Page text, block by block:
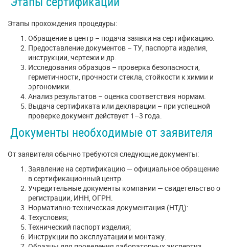
Этапы прохождения процедуры:
Обращение в центр – подача заявки на сертификацию.
Предоставление документов – ТУ, паспорта изделия,
инструкции, чертежи и др.
Исследования образцов – проверка безопасности,
герметичности, прочности стекла, стойкости к химии и
эргономики.
Анализ результатов – оценка соответствия нормам.
Выдача сертификата или декларации – при успешной
проверке документ действует 1–3 года.
Документы необходимые от заявителя
От заявителя обычно требуются следующие документы:
Заявление на сертификацию — официальное обращение
в сертификационный центр.
Учредительные документы компании — свидетельство о
регистрации, ИНН, ОГРН.
Нормативно-техническая документация (НТД):
Техусловия;
Технический паспорт изделия;
Инструкции по эксплуатации и монтажу.